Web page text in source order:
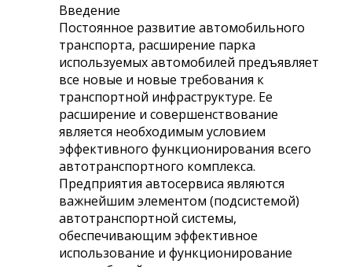
Введение
Постоянное развитие автомобильного
транспорта, расширение парка
используемых автомобилей предъявляет
все новые и новые требования к
транспортной инфраструктуре. Ее
расширение и совершенствование
является необходимым условием
эффективного функционирования всего
автотранспортного комплекса.
Предприятия автосервиса являются
важнейшим элементом (подсистемой)
автотранспортной системы,
обеспечивающим эффективное
использование и функционирование